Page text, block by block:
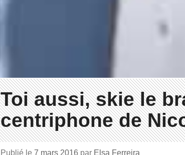
Toi aussi, skie le
centriphone de
Publié le 7 mars 2016 par Elsa Ferreira